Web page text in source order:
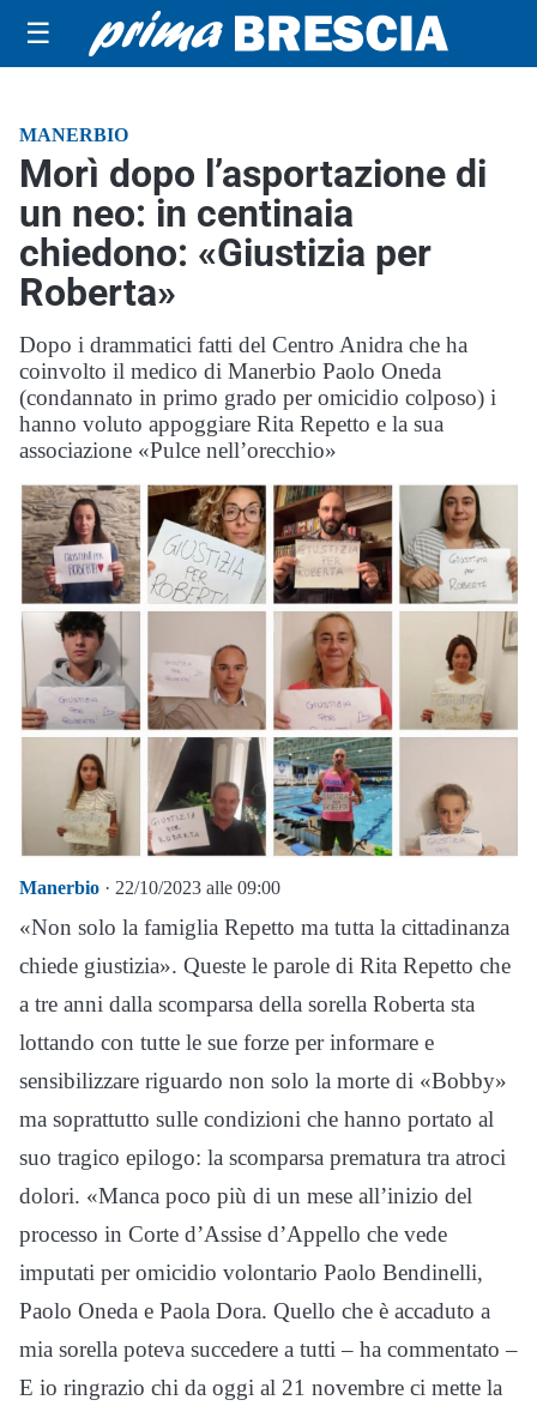
☰
MANERBIO
Morì dopo l’asportazione di
un neo: in centinaia
chiedono: «Giustizia per
Roberta»
Dopo i drammatici fatti del Centro Anidra che ha
coinvolto il medico di Manerbio Paolo Oneda
(condannato in primo grado per omicidio colposo) i
hanno voluto appoggiare Rita Repetto e la sua
associazione «Pulce nell’orecchio»
Manerbio · 22/10/2023 alle 09:00
«Non solo la famiglia Repetto ma tutta la cittadinanza
chiede giustizia». Queste le parole di Rita Repetto che
a tre anni dalla scomparsa della sorella Roberta sta
lottando con tutte le sue forze per informare e
sensibilizzare riguardo non solo la morte di «Bobby»
ma soprattutto sulle condizioni che hanno portato al
suo tragico epilogo: la scomparsa prematura tra atroci
dolori. «Manca poco più di un mese all’inizio del
processo in Corte d’Assise d’Appello che vede
imputati per omicidio volontario Paolo Bendinelli,
Paolo Oneda e Paola Dora. Quello che è accaduto a
mia sorella poteva succedere a tutti – ha commentato –
E io ringrazio chi da oggi al 21 novembre ci mette la